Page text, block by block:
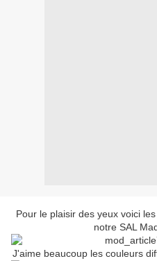
Pour le plaisir des yeux voici
notre SAL
J'aime beaucoup les couleurs